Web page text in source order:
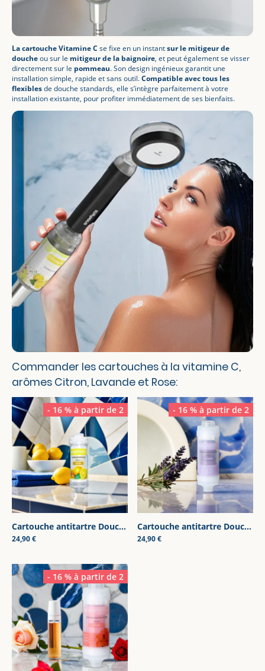
La cartouche Vitamine C se fixe en un instantsur le mitigeur de
doucheou sur le mitigeur de la baignoire, et peut également se visser
directement sur le pommeau. Son design ingénieux garantit une
installation simple, rapide et sans outil.Compatible avec tous les
flexiblesde douche standards, elle s’intègre parfaitement à votre
installation existante, pour profiter immédiatement de ses bienfaits.
Commander les cartouches à la vitamine C,
arômes Citron, Lavande et Rose:
- 16 % à partir de 2
Cartouche antitartre Douche Citron & Vitamine C |
24,90 €
- 16 % à partir de 2
Cartouche antitartre Douche Lavande & Vitamine C
24,90 €
- 16 % à partir de 2